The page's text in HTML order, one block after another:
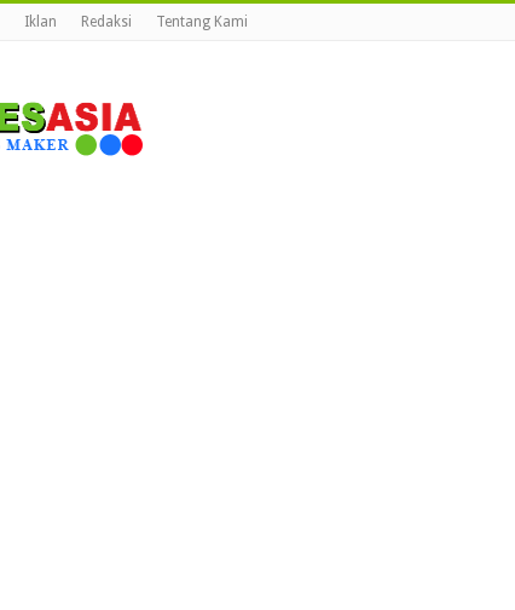
Iklan Redaksi Tentang Kami